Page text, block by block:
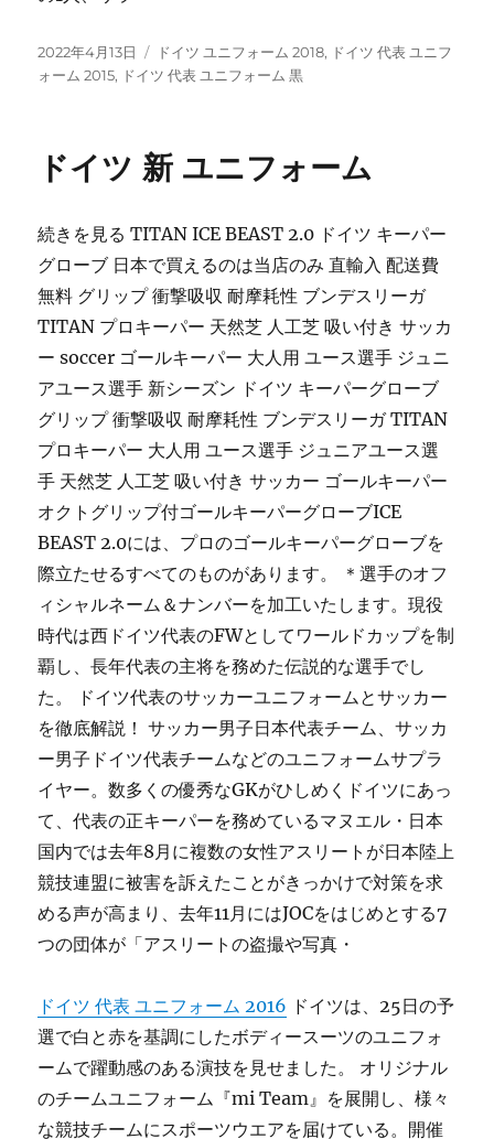
投
稿
2022年4月13日
タ
グ
ドイツ ユニフォーム 2018, ドイツ 代表 ユニフ
ォーム 2015, ドイツ 代表 ユニフォーム 黒
ドイツ 新 ユニフォーム
続きを見る TITAN ICE BEAST 2.0 ドイツ キーパー
グローブ 日本で買えるのは当店のみ 直輸入 配送費
無料 グリップ 衝撃吸収 耐摩耗性 ブンデスリーガ
TITAN プロキーパー 天然芝 人工芝 吸い付き サッカ
ー soccer ゴールキーパー 大人用 ユース選手 ジュニ
アユース選手 新シーズン ドイツ キーパーグローブ
グリップ 衝撃吸収 耐摩耗性 ブンデスリーガ TITAN
プロキーパー 大人用 ユース選手 ジュニアユース選
手 天然芝 人工芝 吸い付き サッカー ゴールキーパー
オクトグリップ付ゴールキーパーグローブICE
BEAST 2.0には、プロのゴールキーパーグローブを
際立たせるすべてのものがあります。 ＊選手のオフ
ィシャルネーム＆ナンバーを加工いたします。現役
時代は西ドイツ代表のFWとしてワールドカップを制
覇し、長年代表の主将を務めた伝説的な選手でし
た。 ドイツ代表のサッカーユニフォームとサッカー
を徹底解説！ サッカー男子日本代表チーム、サッカ
ー男子ドイツ代表チームなどのユニフォームサプラ
イヤー。数多くの優秀なGKがひしめくドイツにあっ
て、代表の正キーパーを務めているマヌエル・日本
国内では去年8月に複数の女性アスリートが日本陸上
競技連盟に被害を訴えたことがきっかけで対策を求
める声が高まり、去年11月にはJOCをはじめとする7
つの団体が「アスリートの盗撮や写真・
ドイツ 代表 ユニフォーム 2016 ドイツは、25日の予
選で白と赤を基調にしたボディースーツのユニフォ
ームで躍動感のある演技を見せました。 オリジナル
のチームユニフォーム『mi Team』を展開し、様々
な競技チームにスポーツウエアを届けている。開催